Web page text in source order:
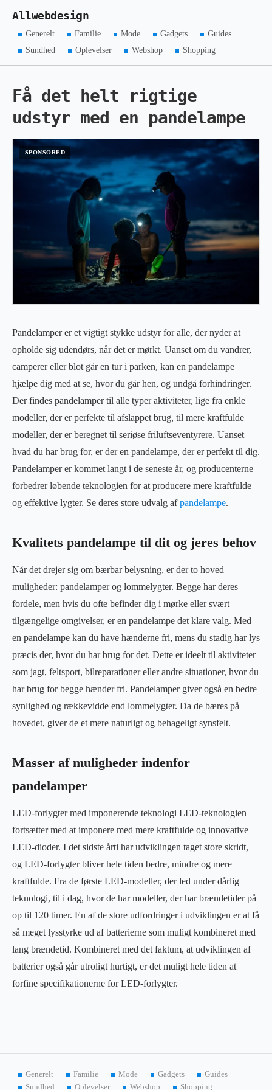
Allwebdesign
Generelt Familie Mode Gadgets
Guides
Sundhed
Oplevelser Webshop Shopping
Få det helt rigtige
udstyr med en pandelampe
Pandelamper er et vigtigt stykke udstyr for alle, der nyder at
opholde sig udendørs, når det er mørkt. Uanset om du vandrer,
camperer eller blot går en tur i parken, kan en pandelampe
hjælpe dig med at se, hvor du går hen, og undgå forhindringer.
Der findes pandelamper til alle typer aktiviteter, lige fra enkle
modeller, der er perfekte til afslappet brug, til mere kraftfulde
modeller, der er beregnet til seriøse friluftseventyrere. Uanset
hvad du har brug for, er der en pandelampe, der er perfekt til dig.
Pandelamper er kommet langt i de seneste år, og producenterne
forbedrer løbende teknologien for at producere mere kraftfulde
og effektive lygter. Se deres store udvalg afpandelampe.
Kvalitets pandelampe til dit og jeres behov
Når det drejer sig om bærbar belysning, er der to hoved
muligheder: pandelamper og lommelygter. Begge har deres
fordele, men hvis du ofte befinder dig i mørke eller svært
tilgængelige omgivelser, er en pandelampe det klare valg. Med
en pandelampe kan du have hænderne fri, mens du stadig har lys
præcis der, hvor du har brug for det. Dette er ideelt til aktiviteter
som jagt, feltsport, bilreparationer eller andre situationer, hvor du
har brug for begge hænder fri. Pandelamper giver også en bedre
synlighed og rækkevidde end lommelygter. Da de bæres på
hovedet, giver de et mere naturligt og behageligt synsfelt.
Masser af muligheder indenfor
pandelamper
LED-forlygter med imponerende teknologi LED-teknologien
fortsætter med at imponere med mere kraftfulde og innovative
LED-dioder. I det sidste årti har udviklingen taget store skridt,
og LED-forlygter bliver hele tiden bedre, mindre og mere
kraftfulde. Fra de første LED-modeller, der led under dårlig
teknologi, til i dag, hvor de har modeller, der har brændetider på
op til 120 timer. En af de store udfordringer i udviklingen er at få
så meget lysstyrke ud af batterierne som muligt kombineret med
lang brændetid. Kombineret med det faktum, at udviklingen af
batterier også går utroligt hurtigt, er det muligt hele tiden at
forfine specifikationerne for LED-forlygter.
Generelt Familie Mode Gadgets
Guides
Sundhed
Oplevelser Webshop Shopping